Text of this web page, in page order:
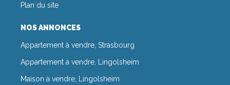
Plan du site
NOS ANNONCES
Appartement à vendre, Strasbourg
Appartement à vendre, Lingolsheim
Maison à vendre, Lingolsheim